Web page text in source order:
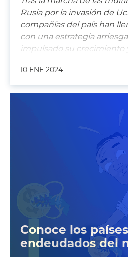
Rusia por la invasión de
compañías del país han
con una estrategia
impulsado su crecimiento
10 ENE 2024
Conoce los
endeudados del